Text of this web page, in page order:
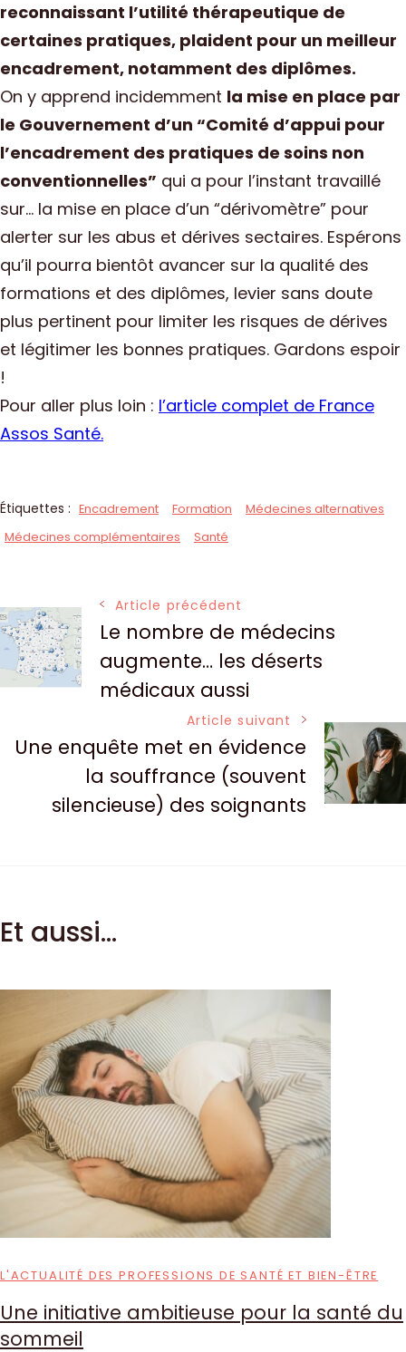
reconnaissant l’utilité thérapeutique de
certaines pratiques, plaident pour un meilleur
encadrement, notamment des diplômes.
On y apprend incidemment la mise en place par
le Gouvernement d’un “Comité d’appui pour
l’encadrement des pratiques de soins non
conventionnelles” qui a pour l’instant travaillé
sur… la mise en place d’un “dérivomètre” pour
alerter sur les abus et dérives sectaires. Espérons
qu’il pourra bientôt avancer sur la qualité des
formations et des diplômes, levier sans doute
plus pertinent pour limiter les risques de dérives
et légitimer les bonnes pratiques. Gardons espoir
!
Pour aller plus loin : l’article complet de France
Assos Santé.
Étiquettes : Encadrement Formation
Médecines alternatives
Médecines complémentaires
Santé
Article précédent
Le nombre de médecins
augmente… les déserts
médicaux aussi
Article suivant
Une enquête met en évidence
la souffrance (souvent
silencieuse) des soignants
Et aussi...
L'ACTUALITÉ DES PROFESSIONS DE SANTÉ ET BIEN-ÊTRE
Une initiative ambitieuse pour la santé du
sommeil